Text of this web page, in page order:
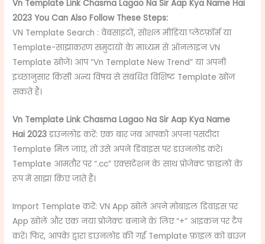
Vn Template Link Chasma Lagao Na Sir Aap Kya Name Hai
2023 You Can Also Follow These Steps:
VN Template Search : वेबसाइटों, सोशल मीडिया प्लेटफ़ॉर्म या
Template-साझाकरण समुदायों के माध्यम से ऑनलाइन VN
Template खोजें। आप “Vn Template New Trend” या अपनी
इच्छानुसार किसी अन्य विषय से संबंधित विशिष्ट Template खोज
सकते हैं।
Vn Template Link Chasma Lagao Na Sir Aap Kya Name
Hai 2023डाउनलोड करें: एक बार जब आपको अपना पसंदीदा
Template मिल जाए, तो उसे अपने डिवाइस पर डाउनलोड करें।
Template आमतौर पर “.cc” एक्सटेंशन के साथ प्रोजेक्ट फ़ाइलों के
रूप में साझा किए जाते हैं।
Import Template करें: VN App खोलें अपने मोबाइल डिवाइस पर
App खोलें और एक नया प्रोजेक्ट बनाने के लिए “+” आइकन पर टैप
करें। फिर, आपके द्वारा डाउनलोड की गई Template फ़ाइल को ब्राउज़